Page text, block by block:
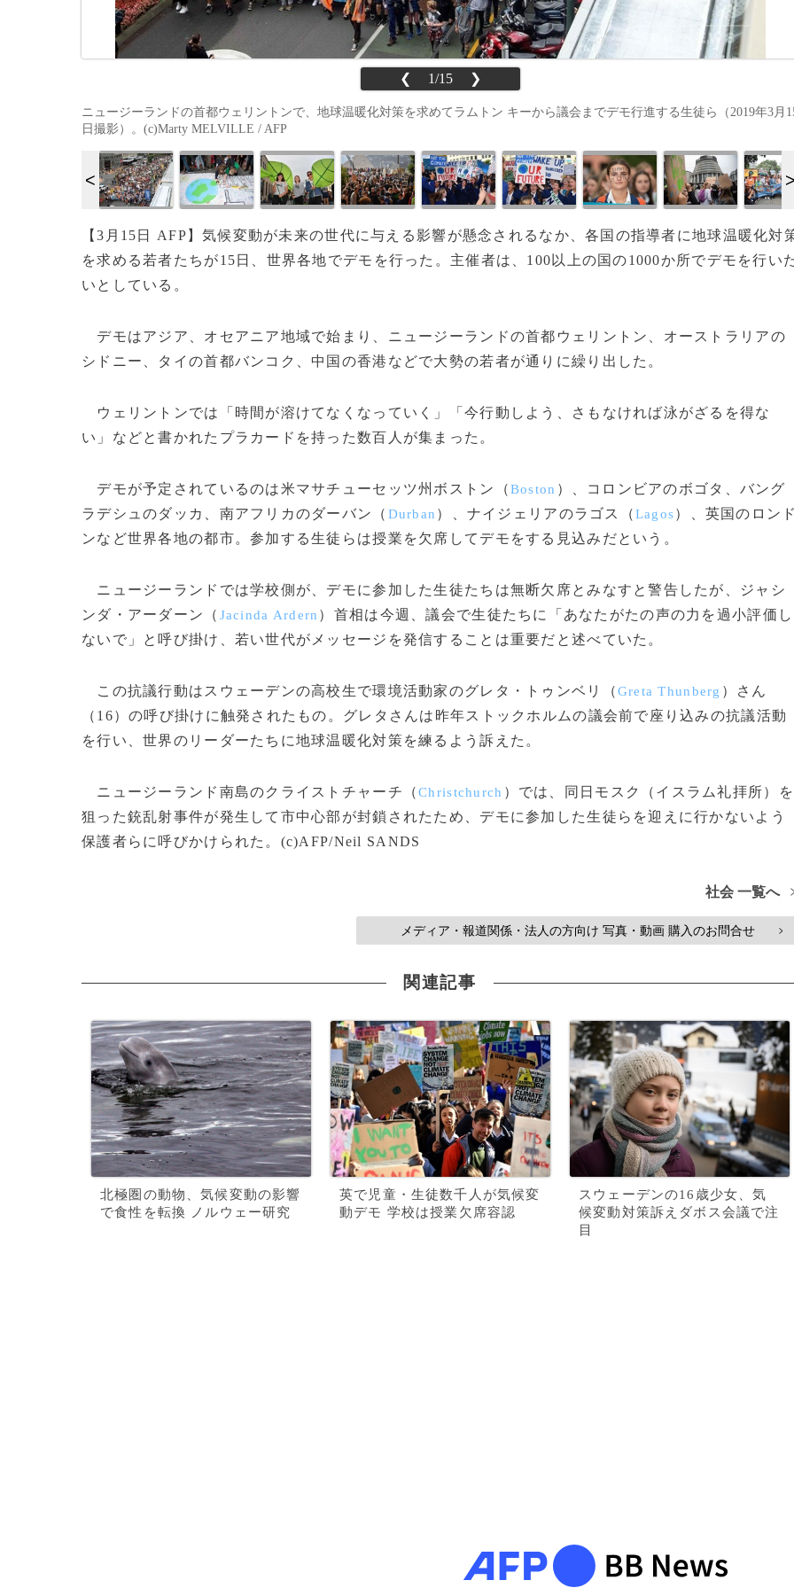
❮ 1/15 ❯
ニュージーランドの首都ウェリントンで、地球温暖化対策を求めてラムトン キーから議会までデモ行進する生徒ら（2019年3月
日撮影）。(c)Marty MELVILLE / AFP
【3月15日 AFP】気候変動が未来の世代に与える影響が懸念されるなか、各国の指導者に地球温暖化対
を求める若者たちが15日、世界各地でデモを行った。主催者は、100以上の国の1000か所でデモを行い
いとしている。
デモはアジア、オセアニア地域で始まり、ニュージーランドの首都ウェリントン、オーストラリアの
シドニー、タイの首都バンコク、中国の香港などで大勢の若者が通りに繰り出した。
ウェリントンでは「時間が溶けてなくなっていく」「今行動しよう、さもなければ泳がざるを得な
い」などと書かれたプラカードを持った数百人が集まった。
デモが予定されているのは米マサチューセッツ州ボストン（Boston ）、コロンビアのボゴタ、バング
ラデシュのダッカ、南アフリカのダーバン（ Durban ）、ナイジェリアのラゴス（Lagos）、英国のロン
ンなど世界各地の都市。参加する生徒らは授業を欠席してデモをする見込みだという。
ニュージーランドでは学校側が、デモに参加した生徒たちは無断欠席とみなすと警告したが、ジャシ
ンダ・アーダーン（ Jacinda Ardern ）首相は今週、議会で生徒たちに「あなたがたの声の力を過小評価し
ないで」と呼び掛け、若い世代がメッセージを発信することは重要だと述べていた。
この抗議行動はスウェーデンの高校生で環境活動家のグレタ・トゥンベリ（Greta Thunberg ）さん
（16）の呼び掛けに触発されたもの。グレタさんは昨年ストックホルムの議会前で座り込みの抗議活動
を行い、世界のリーダーたちに地球温暖化対策を練るよう訴えた。
ニュージーランド南島のクライストチャーチ（Christchurch ）では、同日モスク（イスラム礼拝所）を
狙った銃乱射事件が発生して市中心部が封鎖されたため、デモに参加した生徒らを迎えに行かないよう
保護者らに呼びかけられた。(c)AFP/Neil SANDS
社会 一覧へ
メディア・報道関係・法人の方向け 写真・動画 購入のお問合せ >
関連記事
北極圏の動物、気候変動の影響
で食性を転換 ノルウェー研究
英で児童・生徒数千人が気候変
動デモ 学校は授業欠席容認
スウェーデンの16歳少女、気
候変動対策訴えダボス会議で注
目